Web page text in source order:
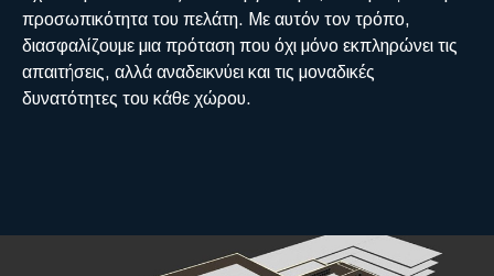
προσωπικότητα του πελάτη. Με αυτόν τον τρόπο,
διασφαλίζουμε μια πρόταση που όχι μόνο εκπληρώνει τις
απαιτήσεις, αλλά αναδεικνύει και τις μοναδικές
δυνατότητες του κάθε χώρου.